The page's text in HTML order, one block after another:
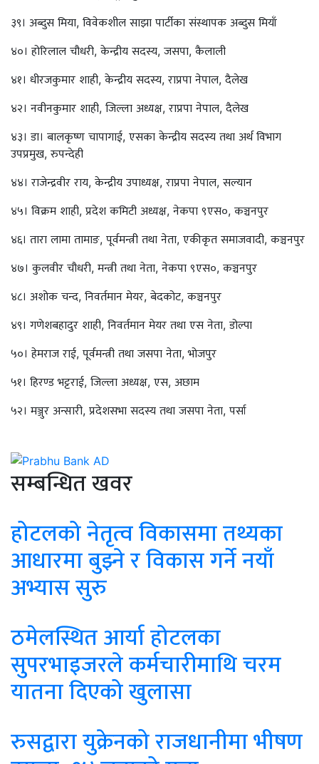
३९। अब्दुस मिया, विवेकशील साझा पार्टीका संस्थापक अब्दुस मियाँ
४०। होरिलाल चौधरी, केन्द्रीय सदस्य, जसपा, कैलाली
४१। धीरजकुमार शाही, केन्द्रीय सदस्य, राप्रपा नेपाल, दैलेख
४२। नवीनकुमार शाही, जिल्ला अध्यक्ष, राप्रपा नेपाल, दैलेख
४३। डा। बालकृष्ण चापागाई, एसका केन्द्रीय सदस्य तथा अर्थ विभाग
उपप्रमुख, रुपन्देही
४४। राजेन्द्रवीर राय, केन्द्रीय उपाध्यक्ष, राप्रपा नेपाल, सल्यान
४५। विक्रम शाही, प्रदेश कमिटी अध्यक्ष, नेकपा ९एस०, कञ्चनपुर
४६। तारा लामा तामाङ, पूर्वमन्त्री तथा नेता, एकीकृत समाजवादी, कञ्चनपुर
४७। कुलवीर चौधरी, मन्त्री तथा नेता, नेकपा ९एस०, कञ्चनपुर
४८। अशोक चन्द, निवर्तमान मेयर, बेदकोट, कञ्चनपुर
४९। गणेशबहादुर शाही, निवर्तमान मेयर तथा एस नेता, डोल्पा
५०। हेमराज राई, पूर्वमन्त्री तथा जसपा नेता, भोजपुर
५१। हिरण्ड भट्टराई, जिल्ला अध्यक्ष, एस, अछाम
५२। मञ्जुर अन्सारी, प्रदेशसभा सदस्य तथा जसपा नेता, पर्सा
सम्बन्धित खवर
होटलको नेतृत्व विकासमा तथ्यका
आधारमा बुझ्ने र विकास गर्ने नयाँ
अभ्यास सुरु
ठमेलस्थित आर्या होटलका
सुपरभाइजरले कर्मचारीमाथि चरम
यातना दिएको खुलासा
रुसद्वारा युक्रेनको राजधानीमा भीषण